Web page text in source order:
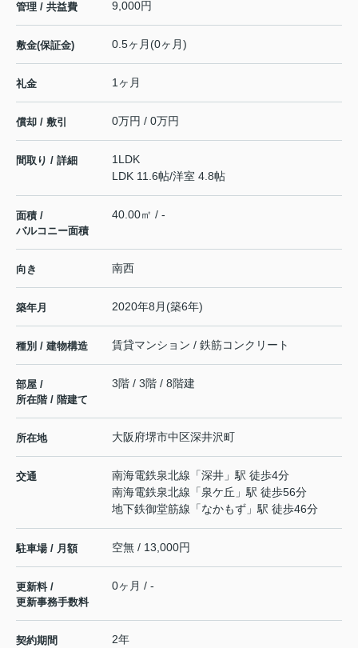
管理 / 共益費 9,000円
敷金(保証金) 0.5ヶ月(0ヶ月)
礼金 1ヶ月
償却 / 敷引 0万円 / 0万円
間取り / 詳細
1LDK
LDK 11.6帖/洋室 4.8帖
面積 /
バルコニー面積
40.00㎡ / -
向き 南西
築年月 2020年8月(築6年)
種別 / 建物構造 賃貸マンション / 鉄筋コンクリート
部屋 /
所在階 / 階建て
3階 / 3階 / 8階建
所在地 大阪府堺市中区深井沢町
交通 南海電鉄泉北線 「深井 」駅 徒歩4分
南海電鉄泉北線 「泉ケ丘 」駅 徒歩56分
地下鉄御堂筋線 「なかもず 」駅 徒歩46分
駐車場 / 月額 空無 / 13,000円
更新料 /
更新事務手数料
0ヶ月 / -
契約期間 2年